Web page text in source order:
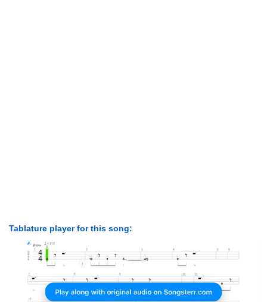
Tablature player for this song: